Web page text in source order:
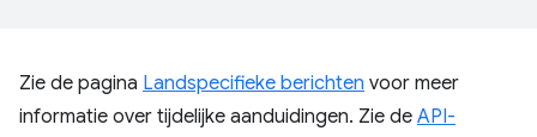
Zie de pagina Landspecifieke berichten voor meer
informatie over tijdelijke aanduidingen. Zie de API-